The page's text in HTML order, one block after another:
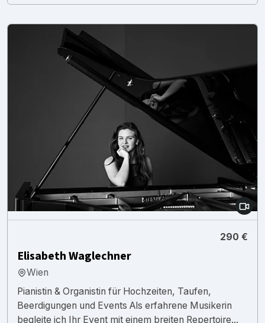
290 €
Elisabeth Waglechner
Wien
Pianistin & Organistin für Hochzeiten, Taufen,
Beerdigungen und Events Als erfahrene Musikerin
begleite ich Ihr Event mit einem breiten Repertoire...